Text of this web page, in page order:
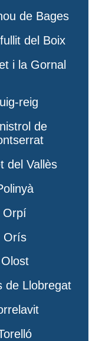
de Bages
del Boix
i la Gornal
reig
de
del Vallès
Orpí
Orís
Olost
de Llobregat